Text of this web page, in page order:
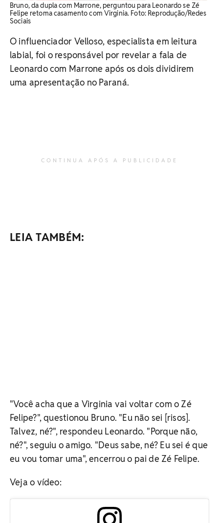
Bruno, da dupla com Marrone, perguntou para Leonardo se Zé
Felipe retoma casamento com Virginia. Foto: Reprodução/Redes
Sociais
O influenciador Velloso, especialista em leitura
labial, foi o responsável por revelar a fala de
Leonardo com Marrone após os dois dividirem
uma apresentação no Paraná.
CONTINUA APÓS A PUBLICIDADE
LEIA TAMBÉM:
"Você acha que a Virginia vai voltar com o Zé
Felipe?", questionou Bruno. "Eu não sei [risos].
Talvez, né?", respondeu Leonardo. "Porque não,
né?", seguiu o amigo. "Deus sabe, né? Eu sei é que
eu vou tomar uma", encerrou o pai de Zé Felipe.
Veja o vídeo: